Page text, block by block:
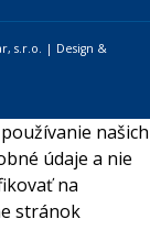
s.r.o. | Design &
našich
údaje a nie
na
stránok